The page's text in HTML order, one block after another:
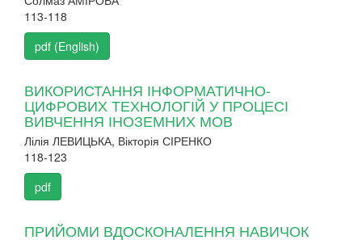
113-118
pdf (English)
ВИКОРИСТАННЯ ІНФОРМАТИЧНО-
ЦИФРОВИХ ТЕХНОЛОГІЙ У ПРОЦЕСІ
ВИВЧЕННЯ ІНОЗЕМНИХ МОВ
Лілія ЛЕВИЦЬКА, Вікторія СІРЕНКО
118-123
pdf
ПРИЙОМИ ВДОСКОНАЛЕННЯ НАВИЧОК